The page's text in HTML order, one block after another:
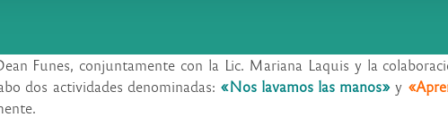
Funes, conjuntamente con la Lic. Mariana Laquis y la
dos actividades denominadas: «Nos lavamos las manos» y